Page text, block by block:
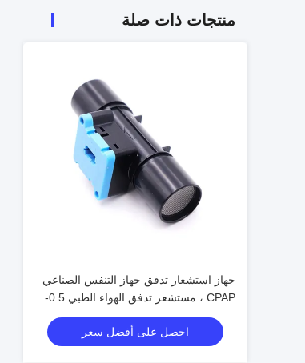
منتجات ذات صلة
جهاز استشعار تدفق جهاز التنفس الصناعي
CPAP ، مستشعر تدفق الهواء الطبي 0.5-
احصل على أفضل سعر